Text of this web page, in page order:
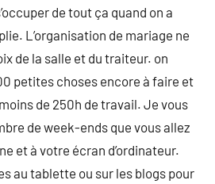
de tout ça quand on a
L’organisation de mariage ne
de la salle et du traiteur. on
petites choses encore à faire et
de 250h de travail. Je vous
de week-ends que vous allez
et à votre écran d’ordinateur.
au tablette ou sur les blogs pour